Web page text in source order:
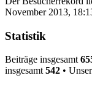
November 2013,
Statistik
Beiträge insgesamt
insgesamt 542 •